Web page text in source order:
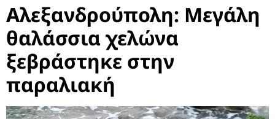
Αλεξανδρούπολη: Μεγάλη
θαλάσσια χελώνα
ξεβράστηκε στην
παραλιακή